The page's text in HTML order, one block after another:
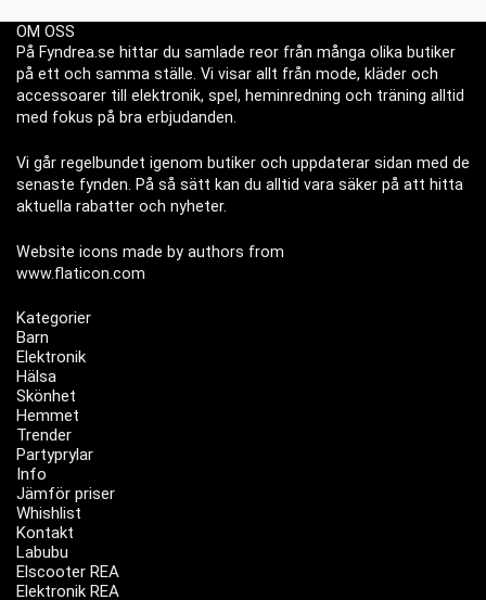
OM OSS
På Fyndrea.se hittar du samlade reor från många olika butiker
på ett och samma ställe. Vi visar allt från mode, kläder och
accessoarer till elektronik, spel, heminredning och träning alltid
med fokus på bra erbjudanden.
Vi går regelbundet igenom butiker och uppdaterar sidan med de
senaste fynden. På så sätt kan du alltid vara säker på att hitta
aktuella rabatter och nyheter.
Website icons made by authors from
www.flaticon.com
Kategorier
Barn
Elektronik
Hälsa
Skönhet
Hemmet
Trender
Partyprylar
Info
Jämför priser
Whishlist
Kontakt
Labubu
Elscooter REA
Elektronik REA